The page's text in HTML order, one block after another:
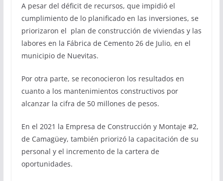
A pesar del déficit de recursos, que impidió el
cumplimiento de lo planificado en las inversiones, se
priorizaron el plan de construcción de viviendas y las
labores en la Fábrica de Cemento 26 de Julio, en el
municipio de Nuevitas.
Por otra parte, se reconocieron los resultados en
cuanto a los mantenimientos constructivos por
alcanzar la cifra de 50 millones de pesos.
En el 2021 la Empresa de Construcción y Montaje #2,
de Camagüey, también priorizó la capacitación de su
personal y el incremento de la cartera de
oportunidades.